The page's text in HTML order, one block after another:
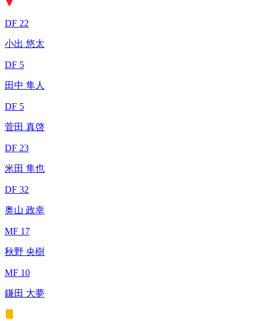
DF 22
小出 悠太
DF 5
田中 隼人
DF 5
菅田 真啓
DF 23
米田 隼也
DF 32
奥山 政幸
MF 17
秋野 央樹
MF 10
鎌田 大夢